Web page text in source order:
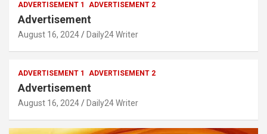
ADVERTISEMENT 1 ADVERTISEMENT 2
Advertisement
August 16, 2024 Daily24 Writer
ADVERTISEMENT 1 ADVERTISEMENT 2
Advertisement
August 16, 2024 Daily24 Writer